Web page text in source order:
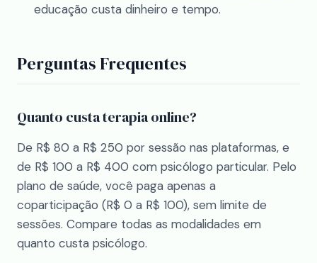
educação custa dinheiro e tempo.
Perguntas Frequentes
Quanto custa terapia online?
De R$ 80 a R$ 250 por sessão nas plataformas, e
de R$ 100 a R$ 400 com psicólogo particular. Pelo
plano de saúde, você paga apenas a
coparticipação (R$ 0 a R$ 100), sem limite de
sessões. Compare todas as modalidades em
quanto custa psicólogo.